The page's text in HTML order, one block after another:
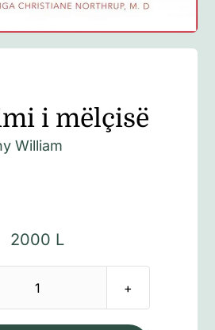
i mëlçisë
William
2000 L
Sasi